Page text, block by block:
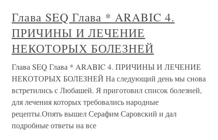
Глава SEQ Глава * ARABIC 4.
ПРИЧИНЫ И ЛЕЧЕНИЕ
НЕКОТОРЫХ БОЛЕЗНЕЙ
Глава SEQ Глава * ARABIC 4. ПРИЧИНЫ И ЛЕЧЕНИЕ
НЕКОТОРЫХ БОЛЕЗНЕЙ На следующий день мы снова
встретились с Любашей. Я приготовил список болезней,
для лечения которых требовались народные
рецепты.Опять вышел Серафим Саровский и дал
подробные ответы на все